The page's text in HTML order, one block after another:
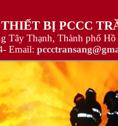
BỊ PCCC
Tây Thạnh, Thành phố
- Email: